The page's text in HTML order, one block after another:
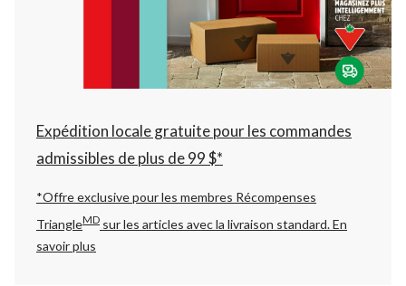
à
22:00
cliquer
pour
changer
Expédition locale gratuite pour les commandes
admissibles de plus de 99 $*
*Offre exclusive pour les membres Récompenses
TriangleMD sur les articles avec la livraison standard.En
savoir plus